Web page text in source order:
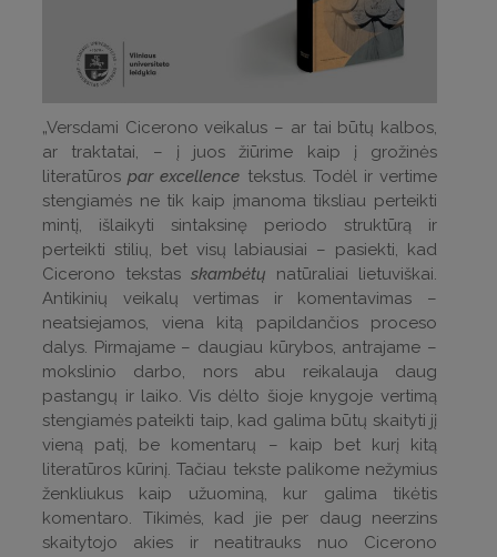
„Versdami Cicerono veikalus – ar tai būtų kalbos,
ar traktatai, – į juos žiūrime kaip į grožinės
literatūros par excellence tekstus. Todėl ir vertime
stengiamės ne tik kaip įmanoma tiksliau perteikti
mintį, išlaikyti sintaksinę periodo struktūrą ir
perteikti stilių, bet visų labiausiai – pasiekti, kad
Cicerono tekstas skambėtų natūraliai lietuviškai.
Antikinių veikalų vertimas ir komentavimas –
neatsiejamos, viena kitą papildančios proceso
dalys. Pirmajame – daugiau kūrybos, antrajame –
mokslinio darbo, nors abu reikalauja daug
pastangų ir laiko. Vis dėlto šioje knygoje vertimą
stengiamės pateikti taip, kad galima būtų skaityti jį
vieną patį, be komentarų – kaip bet kurį kitą
literatūros kūrinį. Tačiau tekste palikome nežymius
ženkliukus kaip užuominą, kur galima tikėtis
komentaro. Tikimės, kad jie per daug neerzins
skaitytojo akies ir neatitrauks nuo Cicerono